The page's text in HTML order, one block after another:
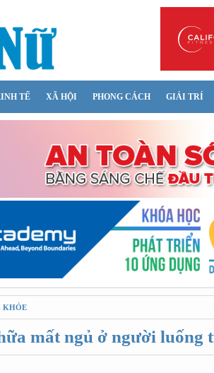
TẾ XÃ HỘI PHONG CÁCH GIẢI TRÍ
KHỎE
mất ngủ ở người luống